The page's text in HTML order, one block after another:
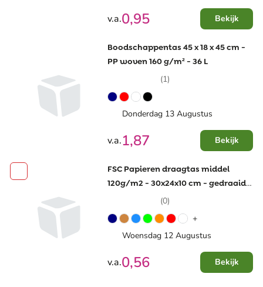
v.a.0,95 Bekijk
Boodschappentas 45 x 18 x 45 cm -
PP woven 160 g/m² - 36 L
(1)
Donderdag 13 Augustus
v.a.1,87 Bekijk
FSC Papieren draagtas middel
120g/m2 - 30x24x10 cm - gedraaide
(0)
+
Woensdag 12 Augustus
v.a.0,56 Bekijk